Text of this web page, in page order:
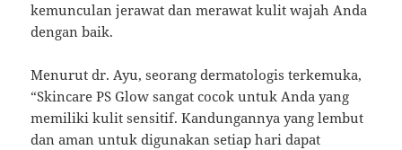
kemunculan jerawat dan merawat kulit wajah Anda
dengan baik.
Menurut dr. Ayu, seorang dermatologis terkemuka,
“Skincare PS Glow sangat cocok untuk Anda yang
memiliki kulit sensitif. Kandungannya yang lembut
dan aman untuk digunakan setiap hari dapat